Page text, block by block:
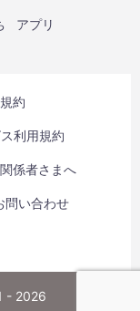
アプリ
約
利用規約
係者さまへ
問い合わせ
- 2026